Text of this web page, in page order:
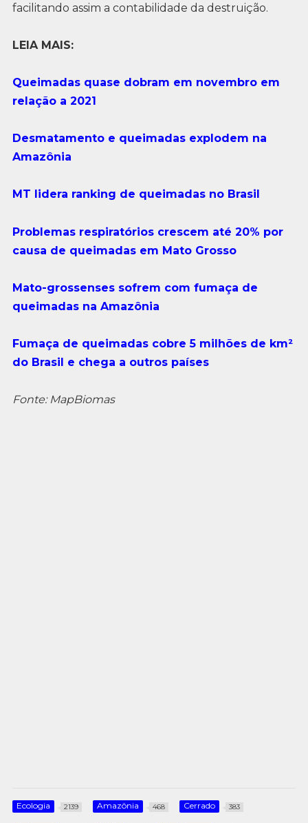
facilitando assim a contabilidade da destruição.
LEIA MAIS:
Queimadas quase dobram em novembro em
relação a 2021
Desmatamento e queimadas explodem na
Amazônia
MT lidera ranking de queimadas no Brasil
Problemas respiratórios crescem até 20% por
causa de queimadas em Mato Grosso
Mato-grossenses sofrem com fumaça de
queimadas na Amazônia
Fumaça de queimadas cobre 5 milhões de km²
do Brasil e chega a outros países
Fonte: MapBiomas
Ecologia 2139 Amazônia 468 Cerrado 383